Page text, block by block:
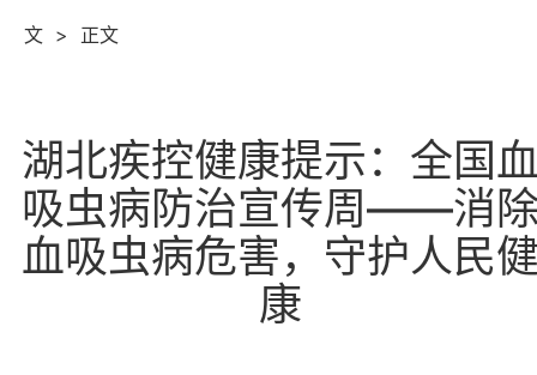
文 > 正文
湖北疾控健康提示：全国
吸虫病防治宣传周——消
血吸虫病危害，守护人民
康